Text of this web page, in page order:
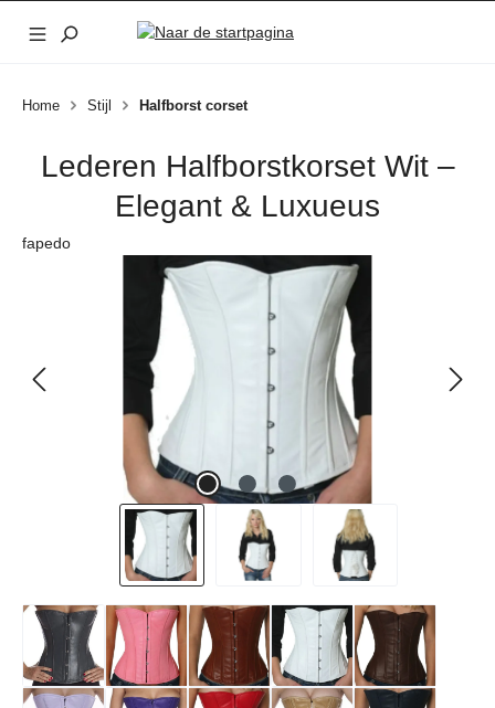
Ga naar de hoofdinhoud
Home Stijl Halfborst corset
Lederen Halfborstkorset Wit –
Elegant & Luxueus
fapedo
Afbeeldingengalerij overslaan